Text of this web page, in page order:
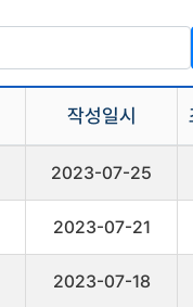
작성일시
2023-07-25
2023-07-21
2023-07-18